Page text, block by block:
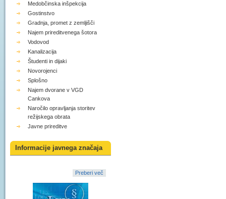
Medobčinska inšpekcija
Gostinstvo
Gradnja, promet z zemljišči
Najem prireditvenega šotora
Vodovod
Kanalizacija
Študenti in dijaki
Novorojenci
Splošno
Najem dvorane v VGD
Cankova
Naročilo opravljanja storitev
režijskega obrata
Javne prireditve
Informacije javnega značaja
Preberi več